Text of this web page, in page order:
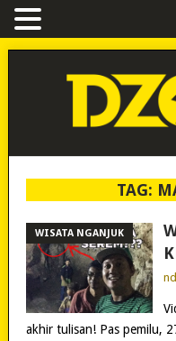
TAG:
WISATA NGANJUK
akhir tulisan! Pas pemilu,